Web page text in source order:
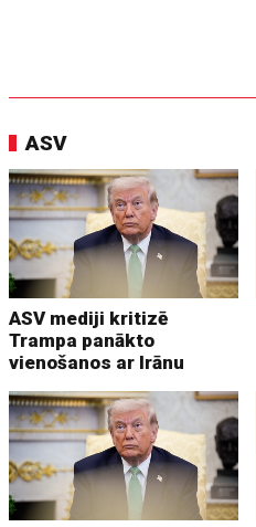
ASV
ASV mediji kritizē
Trampa panākto
vienošanos ar Irānu